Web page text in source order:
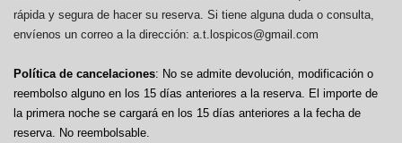
rápida y segura de hacer su reserva. Si tiene alguna duda o consulta,
envíenos un correo a la dirección: a.t.lospicos@gmail.com
Política de cancelaciones: No se admite devolución, modificación o
reembolso alguno en los 15 días anteriores a la reserva. El importe de
la primera noche se cargará en los 15 días anteriores a la fecha de
reserva. No reembolsable.